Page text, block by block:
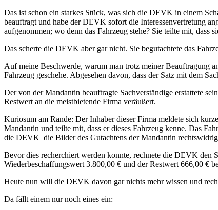
Das ist schon ein starkes Stück, was sich die DEVK in einem
beauftragt und habe der DEVK sofort die Interessenvertretung
aufgenommen; wo denn das Fahrzeug stehe? Sie teilte mit, dass
Das scherte die DEVK aber gar nicht. Sie begutachtete das
Auf meine Beschwerde, warum man trotz meiner Beauftragung
Fahrzeug geschehe. Abgesehen davon, dass der Satz mit dem
Der von der Mandantin beauftragte Sachverständige erstattete
Restwert an die meistbietende Firma veräußert.
Kuriosum am Rande: Der Inhaber dieser Firma meldete sich
Mandantin und teilte mit, dass er dieses Fahrzeug kenne. Das
die DEVK die Bilder des Gutachtens der Mandantin
Bevor dies recherchiert werden konnte, rechnete die DEVK den
Wiederbeschaffungswert 3.800,00 € und der Restwert 666,00
Heute nun will die DEVK davon gar nichts mehr wissen und
Da fällt einem nur noch eines ein: